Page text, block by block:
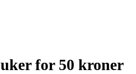
for 50 kroner